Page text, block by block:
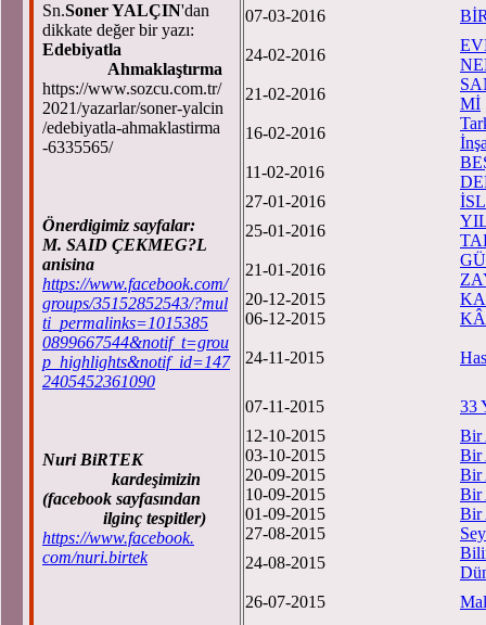
Sn.Soner YALÇIN'dan
dikkate değer bir yazı:
Edebiyatla
Ahmaklaştırma
https://www.sozcu.com.tr/
2021/yazarlar/soner-yalcin
/edebiyatla-ahmaklastirma
-6335565/
Önerdigimiz sayfalar:
M. SAID ÇEKMEG?L
anisina
https://www.facebook.com/
groups/35152852543/?mul
ti_permalinks=1015385
0899667544&notif_t=grou
p_highlights&notif_id=147
2405452361090
Nuri BiRTEK
kardeşimizin
(facebook sayfasından
ilginç tespitler)
https://www.facebook.
com/nuri.birtek
07-03-2016
24-02-2016
21-02-2016
Mİ
16-02-2016
11-02-2016
27-01-2016
25-01-2016
21-01-2016
20-12-2015
06-12-2015
24-11-2015
07-11-2015
33
12-10-2015
Bir
03-10-2015
Bir
20-09-2015
Bir
10-09-2015
Bir
01-09-2015
Bir
27-08-2015
24-08-2015
26-07-2015